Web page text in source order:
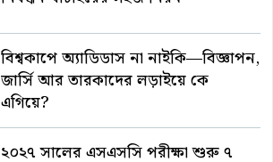
বিশ্বকাপে অ্যাডিডাস না নাইকি—বিজ্ঞাপন,
জার্সি আর তারকাদের লড়াইয়ে কে
এগিয়ে?
২০২৭ সালের এসএসসি পরীক্ষা শুরু ৭